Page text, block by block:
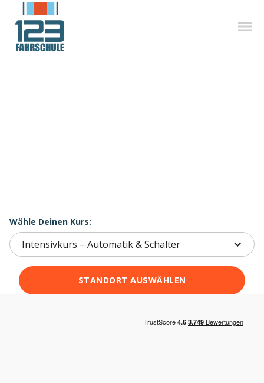
Wähle Deinen Kurs:
Intensivkurs – Automatik & Schalter
STANDORT AUSWÄHLEN